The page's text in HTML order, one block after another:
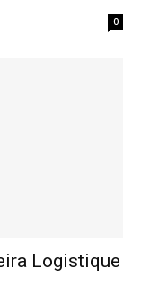
0
Logistique